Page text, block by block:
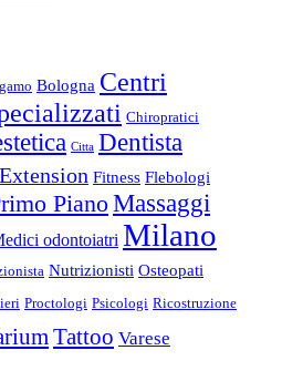
Bologna Centri
Chiropratici
Citta Dentista
Extension Fitness Flebologi
PianoMassaggi
odontoiatri Milano
Nutrizionisti Osteopati
Proctologi Psicologi Ricostruzione
Tattoo Varese